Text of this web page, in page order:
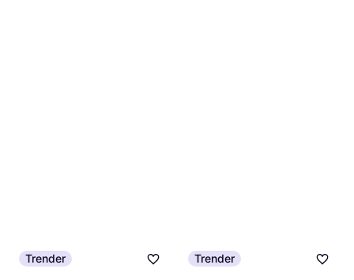
Trender Trender